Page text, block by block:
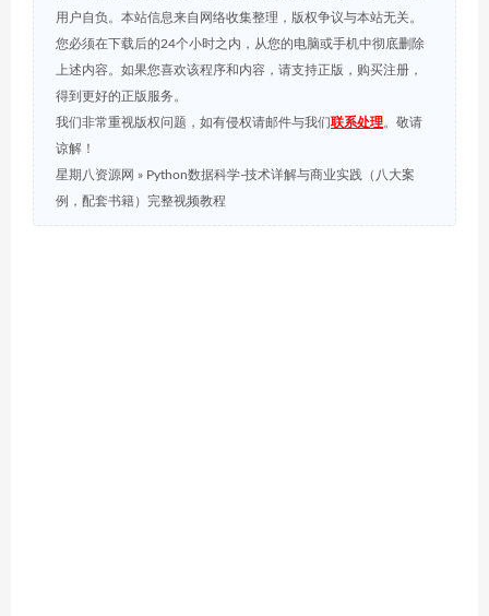
用户自负。本站信息来自网络收集整理，版权争议与本站无关。
您必须在下载后的24个小时之内，从您的电脑或手机中彻底删除
上述内容。如果您喜欢该程序和内容，请支持正版，购买注册，
得到更好的正版服务。
我们非常重视版权问题，如有侵权请邮件与我们联系处理。敬请
谅解！
星期八资源网 » Python数据科学-技术详解与商业实践（八大案
例，配套书籍）完整视频教程